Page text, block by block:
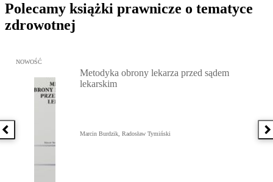
Polecamy książki prawnicze o tematyce
zdrowotnej
Poprzednia książka
Przejdź do: Metodyka obrony lekarza przed sądem lekarskim,
NOWOŚĆ
Metodyka obrony lekarza przed sądem
lekarskim
Marcin Burdzik, Radosław Tymiński